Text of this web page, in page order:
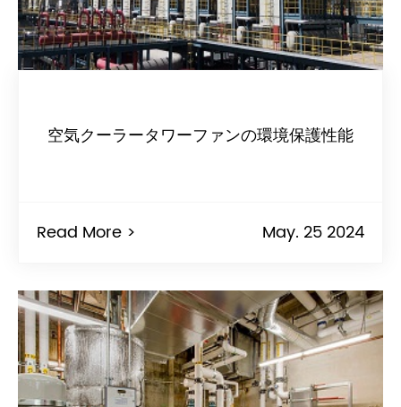
空気クーラータワーファンの環境保護性能
Read More > May. 25 2024